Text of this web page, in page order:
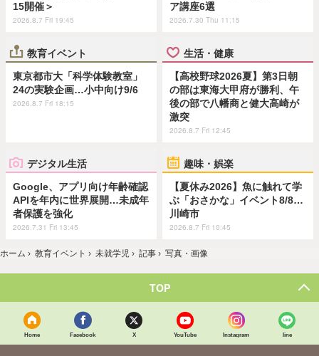
15開催＞
2026.8.7 Fri 19:45
ア講座6選
2026.7.30 Thu 11:15
教育イベント
東京都市大「科学体験教室」
24の実験企画…小中向け9/6
2026.8.7 Fri 18:15
生活・健康
【高校野球2026夏】第3日朝
の部は東海大甲府が勝利、午
後の部で八幡商と健大高崎が
激突
2026.8.7 Fri 12:45
デジタル生活
Google、アプリ向け年齢確認
APIを年内に世界展開…未成年
者保護を強化
2026.7.31 Fri 13:45
趣味・娯楽
【夏休み2026】魚に触れて学
ぶ「おさかな」イベント8/8…
川崎市
2026.8.7 Fri 10:45
ホーム › 教育イベント › 未就学児 › 記事 › 写真・画像
TOP
Home Facebook X YouTube Instagram line